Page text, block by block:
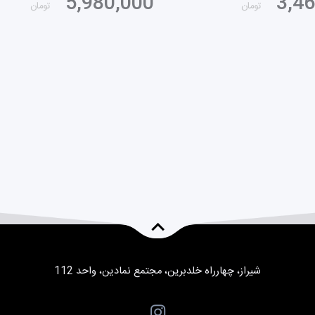
تومان تومان
شیراز، چهارراه خلدبرین، مجتمع نمادین، واحد 112